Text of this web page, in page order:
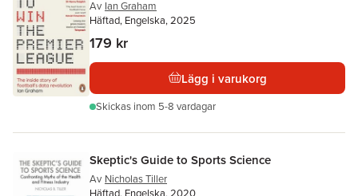
Av Ian Graham
Häftad, Engelska, 2025
179 kr
Lägg i varukorg
Skickas inom 5-8 vardagar
Skeptic's Guide to Sports Science
Av Nicholas Tiller